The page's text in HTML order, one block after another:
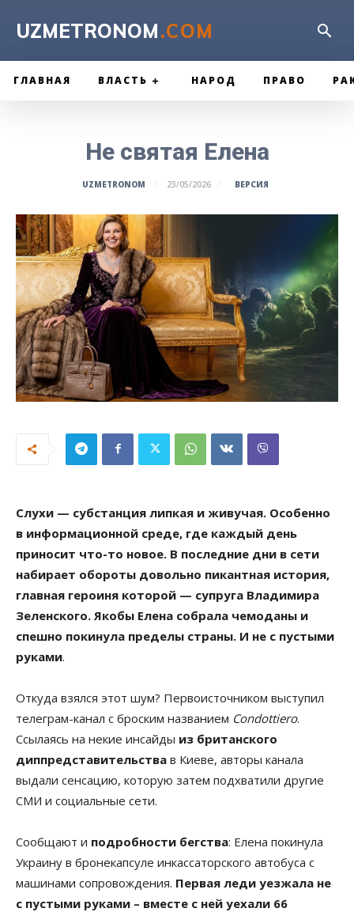
UZMETRONOM.COM
ГЛАВНАЯ ВЛАСТЬ НАРОД ПРАВО
Не святая Елена
UZMETRONOM 23/05/2026 ВЕРСИЯ
Слухи — субстанция липкая и живучая. Особенно
в информационной среде, где каждый день
приносит что-то новое. В последние дни в сети
набирает обороты довольно пикантная история,
главная героиня которой — супруга Владимира
Зеленского. Якобы Елена собрала чемоданы и
спешно покинула пределы страны. И не с пустыми
руками.
Откуда взялся этот шум? Первоисточником выступил
телеграм-канал с броским названием Condottiero.
Ссылаясь на некие инсайды из британского
диппредставительства в Киеве, авторы канала
выдали сенсацию, которую затем подхватили другие
СМИ и социальные сети.
Сообщают и подробности бегства: Елена покинула
Украину в бронекапсуле инкассаторского автобуса с
машинами сопровождения. Первая леди уезжала не
с пустыми руками – вместе с ней уехали 66